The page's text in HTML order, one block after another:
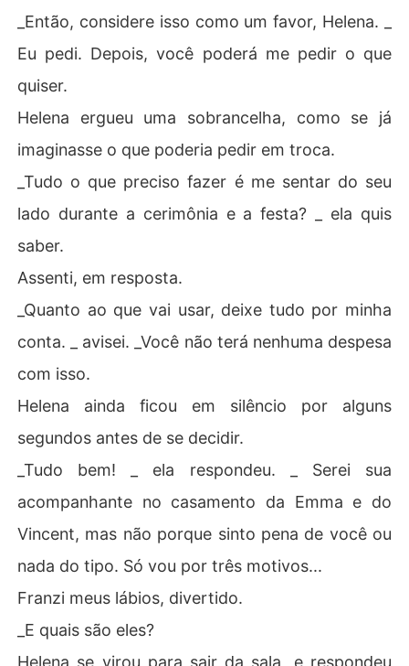
_Então, considere isso como um favor, Helena. _
Eu pedi. Depois, você poderá me pedir o que
quiser.
Helena ergueu uma sobrancelha, como se já
imaginasse o que poderia pedir em troca.
_Tudo o que preciso fazer é me sentar do seu
lado durante a cerimônia e a festa? _ ela quis
saber.
Assenti, em resposta.
_Quanto ao que vai usar, deixe tudo por minha
conta. _ avisei. _Você não terá nenhuma despesa
com isso.
Helena ainda ficou em silêncio por alguns
segundos antes de se decidir.
_Tudo bem! _ ela respondeu. _ Serei sua
acompanhante no casamento da Emma e do
Vincent, mas não porque sinto pena de você ou
nada do tipo. Só vou por três motivos...
Franzi meus lábios, divertido.
_E quais são eles?
Helena se virou para sair da sala, e respondeu